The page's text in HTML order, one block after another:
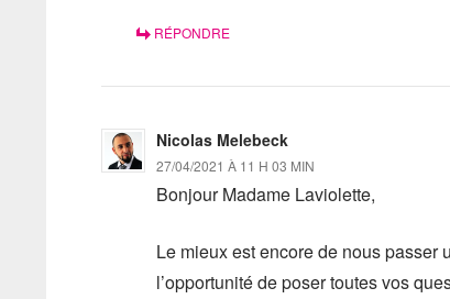
RÉPONDRE
Nicolas Melebeck
27/04/2021 À 11 H 03 MIN
Bonjour Madame Laviolette,
Le mieux est encore de nous passer
l’opportunité de poser toutes vos